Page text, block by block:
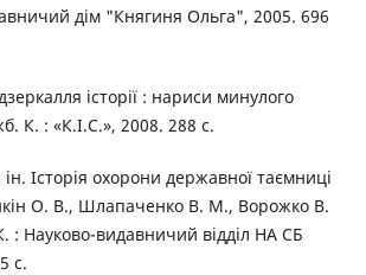
дім "Княгиня Ольга", 2005. 696
історії : нариси минулого
К. : «К.І.С.», 2008. 288 с.
Історія охорони державної таємниці
О. В., Шлапаченко В. М., Ворожко В.
: Науково-видавничий відділ НА СБ
с.